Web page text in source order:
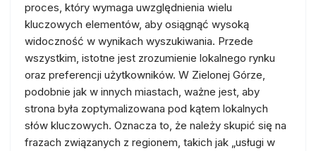
proces, który wymaga uwzględnienia wielu
kluczowych elementów, aby osiągnąć wysoką
widoczność w wynikach wyszukiwania. Przede
wszystkim, istotne jest zrozumienie lokalnego rynku
oraz preferencji użytkowników. W Zielonej Górze,
podobnie jak w innych miastach, ważne jest, aby
strona była zoptymalizowana pod kątem lokalnych
słów kluczowych. Oznacza to, że należy skupić się na
frazach związanych z regionem, takich jak „usługi w